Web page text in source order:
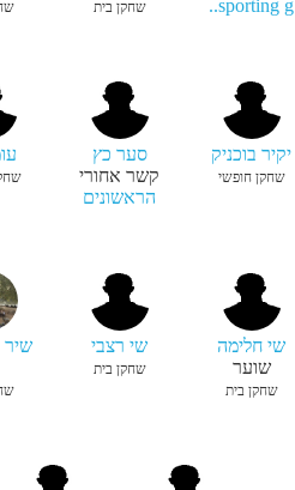
sporting g..
שחקן בית
יקיר בוכניק
שחקן חופשי
סער כץ
קשר אחורי
הראשונים
שי חלימה
שוער
שחקן בית
שי רצבי
שחקן בית
שיר